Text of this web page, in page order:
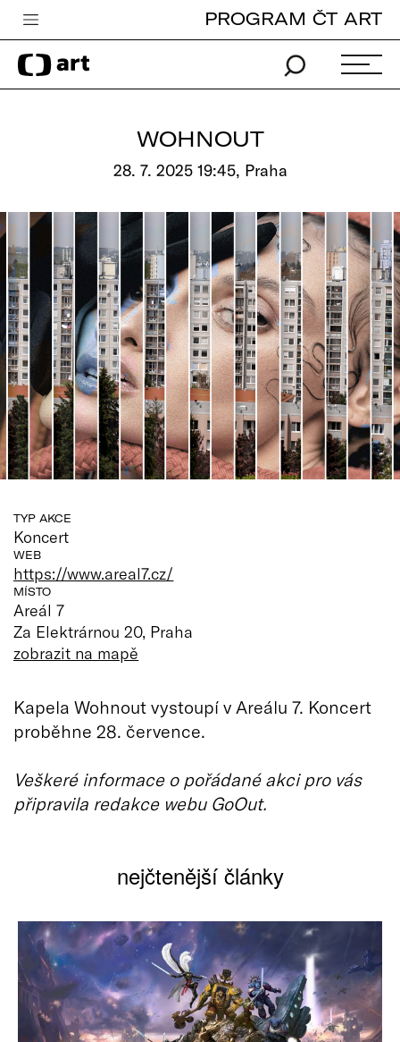
Česká televize
Zpravodajství
Pro děti
edu
Vše o ČT
PROGRAM ČT ART
WOHNOUT
28. 7. 2025 19:45, Praha
TYP AKCE
Koncert
WEB
https://www.areal7.cz/
MÍSTO
Areál 7
Za Elektrárnou 20, Praha
zobrazit na mapě
Kapela Wohnout vystoupí v Areálu 7. Koncert
proběhne 28. července.
Veškeré informace o pořádané akci pro vás
připravila redakce webu GoOut.
nejčtenější články